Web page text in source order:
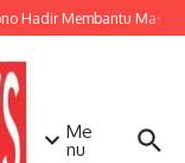
Hadir Membantu
Me
nu